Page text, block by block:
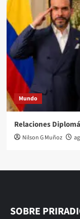
Mundo
Relaciones
Nilson G Muñoz
SOBRE